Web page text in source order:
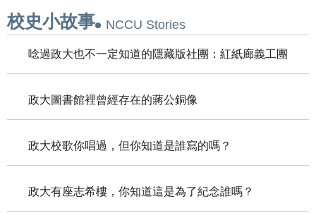
校史小故事 NCCU Stories
唸過政大也不一定知道的隱藏版社團：紅紙廊義工團
政大圖書館裡曾經存在的蔣公銅像
政大校歌你唱過，但你知道是誰寫的嗎？
政大有座志希樓，你知道這是為了紀念誰嗎？